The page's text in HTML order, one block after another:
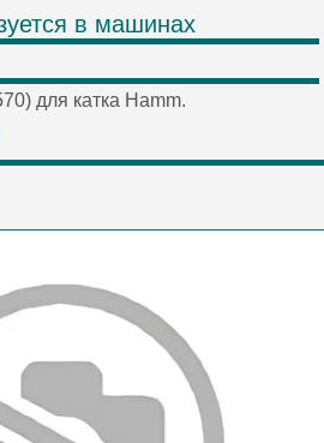
в машинах
для катка Hamm.